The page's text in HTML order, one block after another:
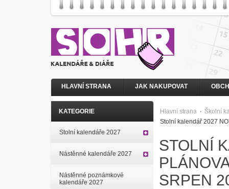
Hlavní strana
Školní
Stolní kalendář 2027
STOLNÍ
SRPEN
KATEGORIE
Stolní kalendáře 2027
Nástěnné kalendáře 2027
Nástěnné poznámkové
kalendáře 2027
HLAVNÍ STRANA JAK NAKUPOVAT